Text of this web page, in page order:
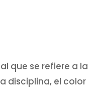
que se refiere a la
disciplina, el color